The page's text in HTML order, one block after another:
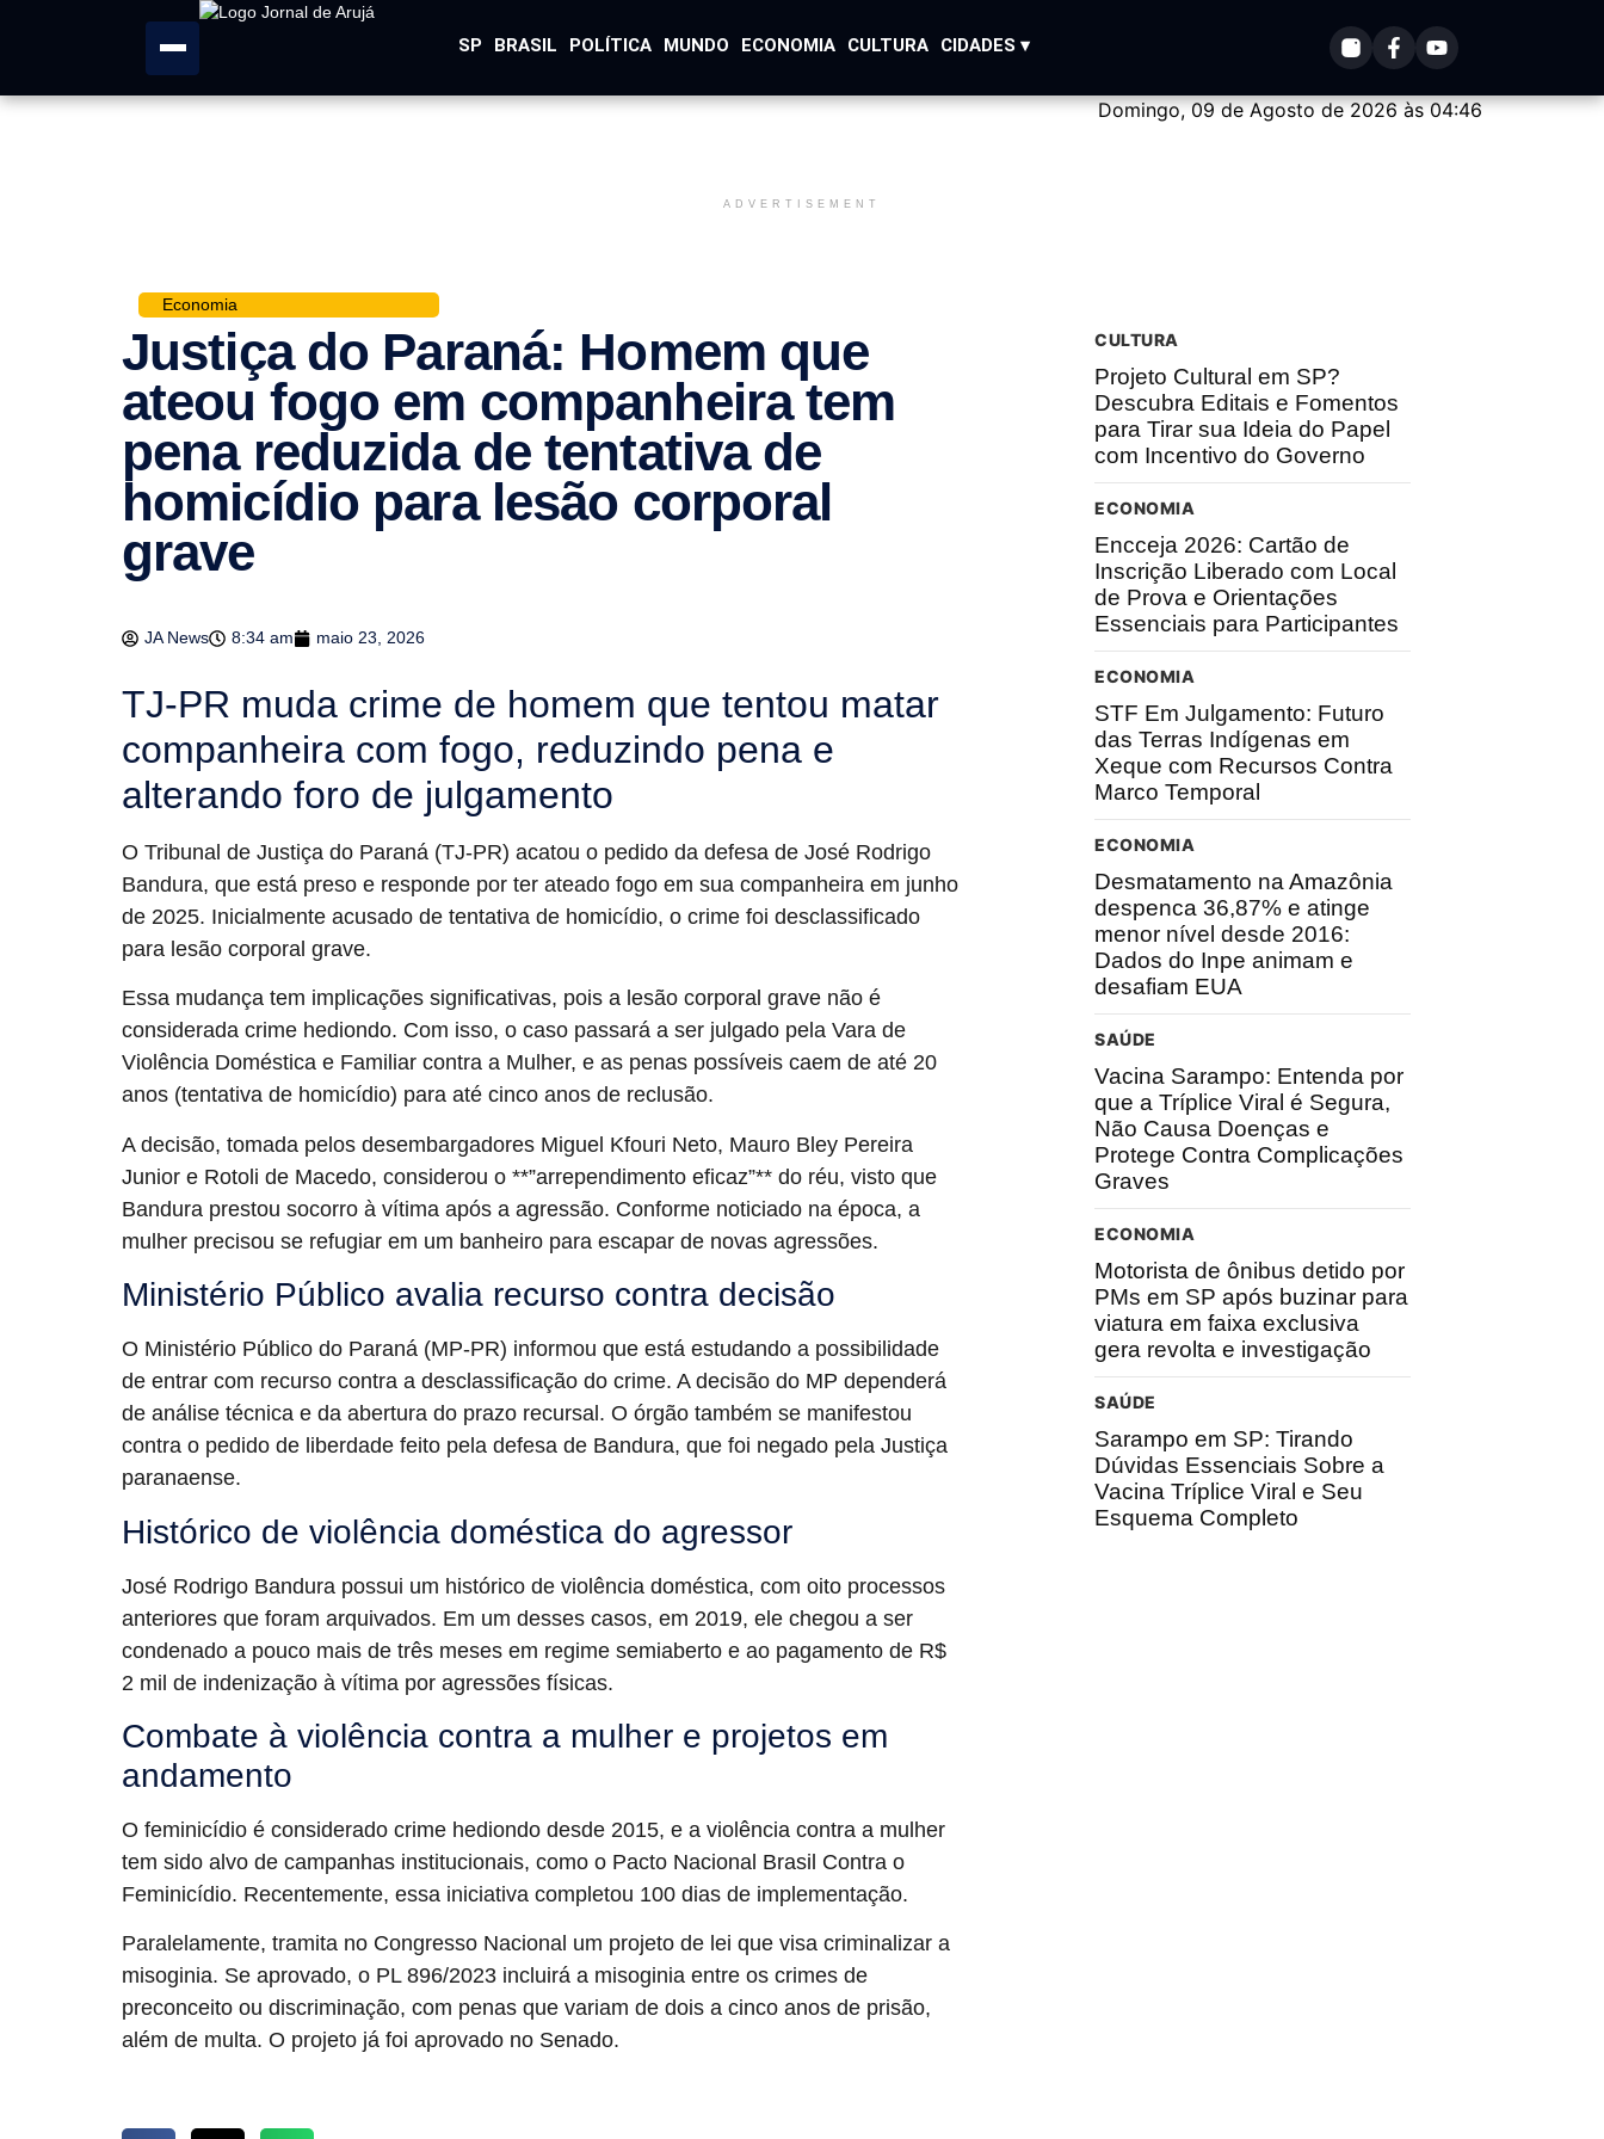
Domingo, 09 de Agosto de 2026 às 04:46
SP BRASIL POLÍTICA MUNDO ECONOMIA CULTURA CIDADES ▾
ADVERTISEMENT
Economia
Justiça do Paraná: Homem que
ateou fogo em companheira tem
pena reduzida de tentativa de
homicídio para lesão corporal
grave
JA News 8:34 am maio 23, 2026
TJ-PR muda crime de homem que tentou matar
companheira com fogo, reduzindo pena e
alterando foro de julgamento
O Tribunal de Justiça do Paraná (TJ-PR) acatou o pedido da defesa de José Rodrigo
Bandura, que está preso e responde por ter ateado fogo em sua companheira em junho
de 2025. Inicialmente acusado de tentativa de homicídio, o crime foi desclassificado
para lesão corporal grave.
Essa mudança tem implicações significativas, pois a lesão corporal grave não é
considerada crime hediondo. Com isso, o caso passará a ser julgado pela Vara de
Violência Doméstica e Familiar contra a Mulher, e as penas possíveis caem de até 20
anos (tentativa de homicídio) para até cinco anos de reclusão.
A decisão, tomada pelos desembargadores Miguel Kfouri Neto, Mauro Bley Pereira
Junior e Rotoli de Macedo, considerou o **”arrependimento eficaz”** do réu, visto que
Bandura prestou socorro à vítima após a agressão. Conforme noticiado na época, a
mulher precisou se refugiar em um banheiro para escapar de novas agressões.
Ministério Público avalia recurso contra decisão
O Ministério Público do Paraná (MP-PR) informou que está estudando a possibilidade
de entrar com recurso contra a desclassificação do crime. A decisão do MP dependerá
de análise técnica e da abertura do prazo recursal. O órgão também se manifestou
contra o pedido de liberdade feito pela defesa de Bandura, que foi negado pela Justiça
paranaense.
Histórico de violência doméstica do agressor
José Rodrigo Bandura possui um histórico de violência doméstica, com oito processos
anteriores que foram arquivados. Em um desses casos, em 2019, ele chegou a ser
condenado a pouco mais de três meses em regime semiaberto e ao pagamento de R$
2 mil de indenização à vítima por agressões físicas.
Combate à violência contra a mulher e projetos em
andamento
O feminicídio é considerado crime hediondo desde 2015, e a violência contra a mulher
tem sido alvo de campanhas institucionais, como o Pacto Nacional Brasil Contra o
Feminicídio. Recentemente, essa iniciativa completou 100 dias de implementação.
Paralelamente, tramita no Congresso Nacional um projeto de lei que visa criminalizar a
misoginia. Se aprovado, o PL 896/2023 incluirá a misoginia entre os crimes de
preconceito ou discriminação, com penas que variam de dois a cinco anos de prisão,
além de multa. O projeto já foi aprovado no Senado.
CULTURA
Projeto Cultural em SP?
Descubra Editais e Fomentos
para Tirar sua Ideia do Papel
com Incentivo do Governo
ECONOMIA
Encceja 2026: Cartão de
Inscrição Liberado com Local
de Prova e Orientações
Essenciais para Participantes
ECONOMIA
STF Em Julgamento: Futuro
das Terras Indígenas em
Xeque com Recursos Contra
Marco Temporal
ECONOMIA
Desmatamento na Amazônia
despenca 36,87% e atinge
menor nível desde 2016:
Dados do Inpe animam e
desafiam EUA
SAÚDE
Vacina Sarampo: Entenda por
que a Tríplice Viral é Segura,
Não Causa Doenças e
Protege Contra Complicações
Graves
ECONOMIA
Motorista de ônibus detido por
PMs em SP após buzinar para
viatura em faixa exclusiva
gera revolta e investigação
SAÚDE
Sarampo em SP: Tirando
Dúvidas Essenciais Sobre a
Vacina Tríplice Viral e Seu
Esquema Completo